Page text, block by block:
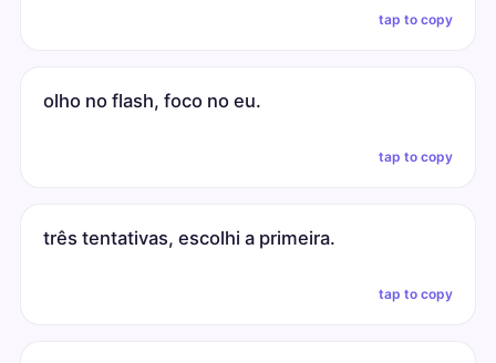
tap to copy
olho no flash, foco no eu.
tap to copy
três tentativas, escolhi a primeira.
tap to copy